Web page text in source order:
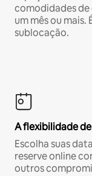
comodidades de
um mês ou
sublocação.
A flexibilidade
Escolha suas
reserve online
outros